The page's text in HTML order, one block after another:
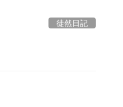
徒然日記